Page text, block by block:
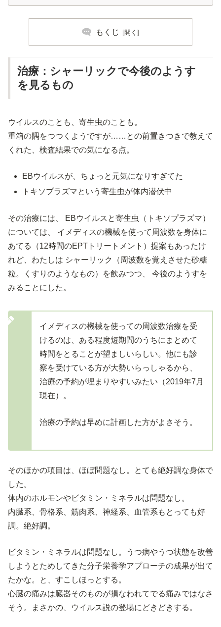
もくじ
治療：シャーリックで今後のようす
を見るもの
ウイルスのことも、寄生虫のことも。
重箱の隅をつつくようですが……との前置きつきで教えて
くれた、検査結果での気になる点。
EBウイルスが、ちょっと元気になりすぎてた
トキソプラズマという寄生虫が体内潜伏中
その治療には、 EBウイルスと寄生虫（トキソプラズマ）
については、 イメディスの機械を使って周波数を身体に
あてる（12時間のEPTトリートメント）提案もあったけ
れど、わたしは シャーリック（周波数を覚えさせた砂糖
粒。くすりのようなもの）を飲みつつ、 今後のようすを
みることにした。
イメディスの機械を使っての周波数治療を受
けるのは、ある程度短期間のうちにまとめて
時間をとることが望ましいらしい。他にも診
察を受けている方が大勢いらっしゃるから、
治療の予約が埋まりやすいみたい（2019年7月
現在）。
治療の予約は早めに計画した方がよさそう。
そのほかの項目は、ほぼ問題なし。とても絶好調な身体で
した。
体内のホルモンやビタミン・ミネラルは問題なし。
内臓系、骨格系、筋肉系、神経系、血管系もとっても好
調。絶好調。
ビタミン・ミネラルは問題なし。うつ病やうつ状態を改善
しようとためしてきた分子栄養学アプローチの成果が出て
たかな。と、すこしほっとする。
心臓の痛みは臓器そのものが損なわれてでる痛みではなさ
そう。まさかの、ウイルス説の登場にどきどきする。